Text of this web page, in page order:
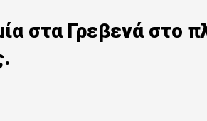
στα Γρεβενά στο